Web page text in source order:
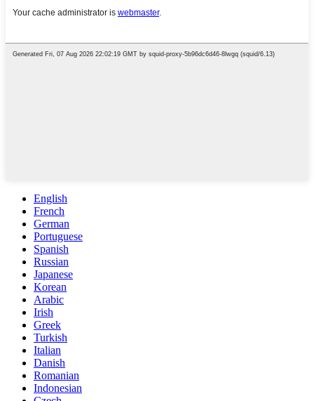
English
French
German
Portuguese
Spanish
Russian
Japanese
Korean
Arabic
Irish
Greek
Turkish
Italian
Danish
Romanian
Indonesian